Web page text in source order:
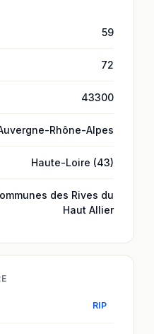
59
72
43300
Rhône-Alpes
Haute-Loire (43)
des Rives du
Haut Allier
RIP